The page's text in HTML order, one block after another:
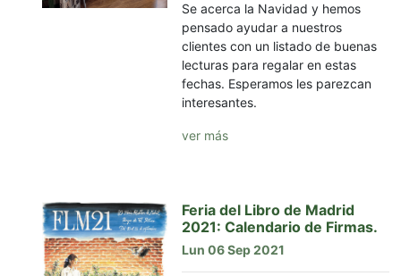
Se acerca la Navidad y hemos
pensado ayudar a nuestros
clientes con un listado de buenas
lecturas para regalar en estas
fechas. Esperamos les parezcan
interesantes.
ver más
Feria del Libro de Madrid
2021: Calendario de Firmas.
Lun 06 Sep 2021